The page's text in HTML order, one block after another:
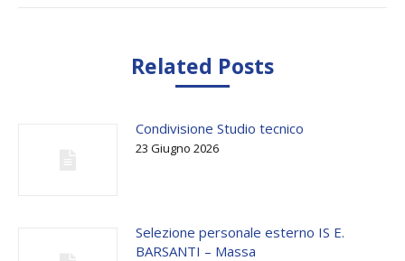
Related Posts
Condivisione Studio tecnico
23 Giugno 2026
Selezione personale esterno IS E.
BARSANTI – Massa